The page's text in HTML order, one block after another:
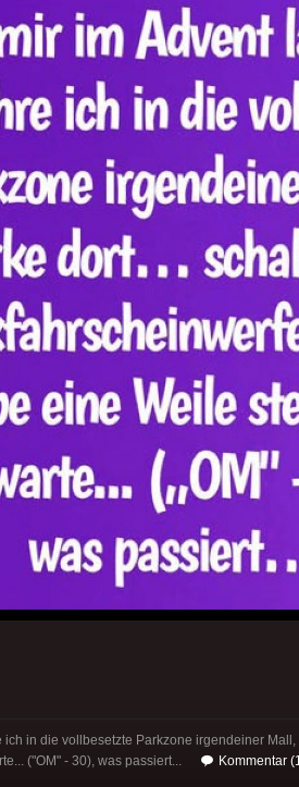
in die vollbesetzte Parkzone irgendeiner
("OM" - 30), was passiert...
Kommentar